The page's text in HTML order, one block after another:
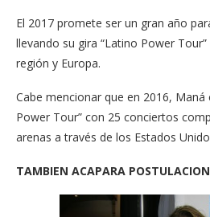
El 2017 promete ser un gran año
llevando su gira “Latino Power
región y Europa.
Cabe mencionar que en 2016, Maná
Power Tour” con 25 conciertos
arenas a través de los Estados
TAMBIEN ACAPARA POSTULACION